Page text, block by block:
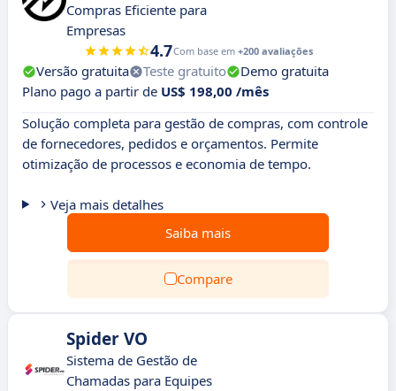
Compras Eficiente para
Empresas
4.7Com base em +200 avaliações
Versão gratuita Teste gratuito
Demo gratuita
Plano pago a partir de US$ 198,00 /mês
Solução completa para gestão de compras, com controle
de fornecedores, pedidos e orçamentos. Permite
otimização de processos e economia de tempo.
Veja mais detalhes
Saiba mais
Compare
Spider VO
Sistema de Gestão de
Chamadas para Equipes